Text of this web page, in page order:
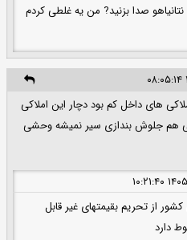
صدا بزنید? من یه غلطی کردم
های داخل کم بود دچار این املاکی
جلوش بندازی سیر نمیشه وحشی
از تحریم بقیمتهای غیر قابل
دارد